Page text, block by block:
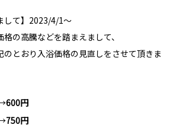
して】2023/4/1～
の高騰などを踏まえまして、
のとおり入浴価格の見直しをさせて頂きま
600円
750円